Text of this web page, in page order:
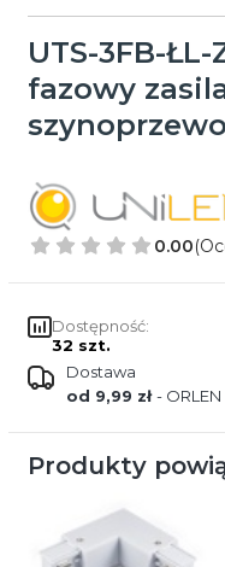
UTS-3FB-
fazowy
0.00
Dostępność:
32 szt.
Dostawa
od 9,99 zł- ORLEN
Produkty